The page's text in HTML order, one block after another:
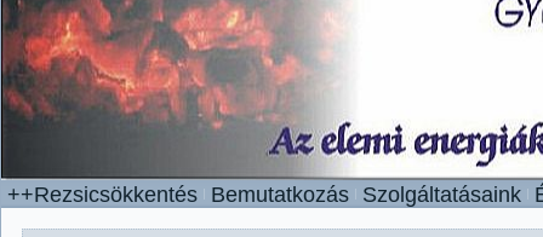
++Rezsicsökkentés Bemutatkozás Szolgáltatásaink